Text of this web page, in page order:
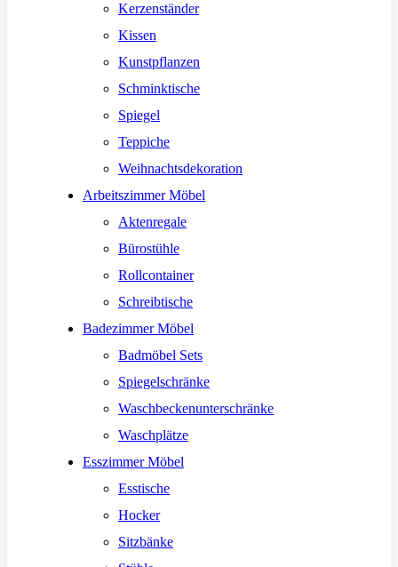
Kerzenständer
Kissen
Kunstpflanzen
Schminktische
Spiegel
Teppiche
Weihnachtsdekoration
Arbeitszimmer Möbel
Aktenregale
Bürostühle
Rollcontainer
Schreibtische
Badezimmer Möbel
Badmöbel Sets
Spiegelschränke
Waschbeckenunterschränke
Waschplätze
Esszimmer Möbel
Esstische
Hocker
Sitzbänke